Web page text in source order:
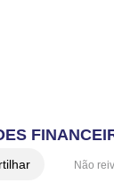
Não